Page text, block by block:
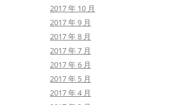
2017 年 10 月
2017 年 9 月
2017 年 8 月
2017 年 7 月
2017 年 6 月
2017 年 5 月
2017 年 4 月